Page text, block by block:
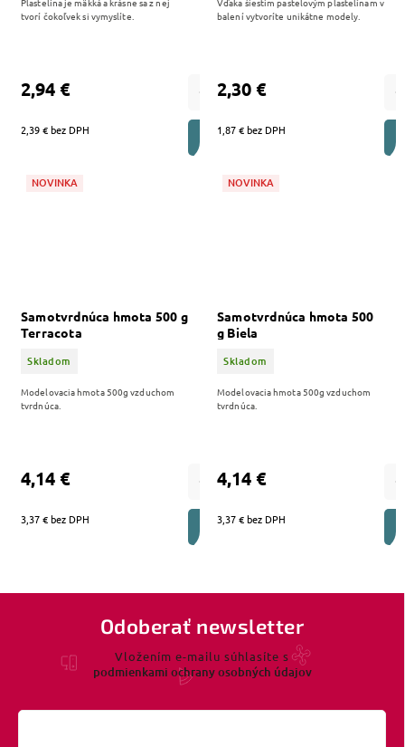
2,39 € bez DPH
2,94 €
DO KOŠÍKA
tvorí čokoľvek si vymyslíte.
1,87 € bez DPH
2,30 €
balení vytvoríte unikátne modely.
NOVINKA
Samotvrdnúca hmota 500 g
Terracota
Skladom
3,37 € bez DPH
4,14 €
DO KOŠÍKA
Modelovacia hmota 500g vzduchom
tvrdnúca.
NOVINKA
Samotvrdnúca hmota 500
g Biela
Skladom
3,37 € bez DPH
4,14 €
Modelovacia hmota 500g vzduchom
tvrdnúca.
Odoberať newsletter
Vložením e-mailu súhlasíte s
podmienkami ochrany osobných údajov